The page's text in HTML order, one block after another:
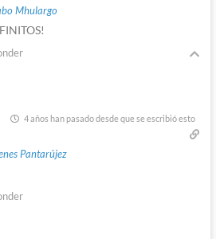
Mhulargo
4 años han pasado desde que se escribió esto
Pantarújez